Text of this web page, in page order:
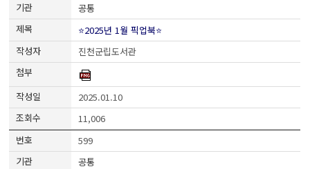
공통
⭐2025년 1월 픽업북⭐
진천군립도서관
2025.01.10
11,006
599
공통